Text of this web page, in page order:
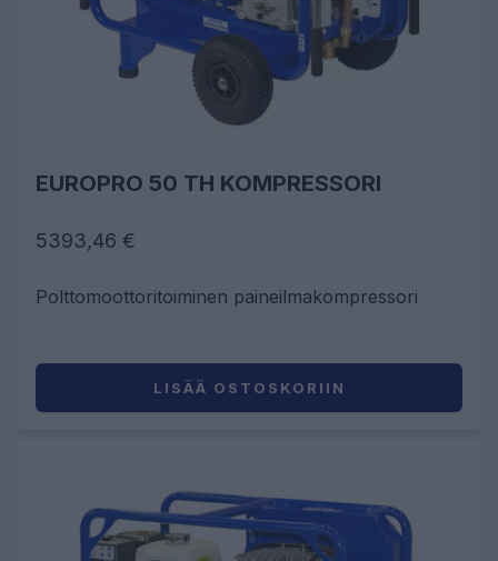
EUROPRO 50 TH KOMPRESSORI
5393,46 €
Polttomoottoritoiminen paineilmakompressori
LISÄÄ OSTOSKORIIN